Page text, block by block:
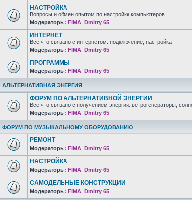
НАСТРОЙКА
Вопросы и обмен опытом по настройке компьютеров
Модераторы: FIMA Dmitry 65
ИНТЕРНЕТ
Все что связано с интернетом: подключение, настройка
Модераторы: FIMA Dmitry 65
ПРОГРАММЫ
Модераторы: FIMA Dmitry 65
АЛЬТЕРНАТИВНАЯ ЭНЕРГИЯ
ФОРУМ ПО АЛЬТЕРНАТИВНОЙ ЭНЕРГИИ
Все что связано с получением энергии: ветрогенераторы,
Модераторы: FIMA Dmitry 65
ФОРУМ ПО МУЗЫКАЛЬНОМУ ОБОРУДОВАНИЮ
РЕМОНТ
Модераторы: FIMA Dmitry 65
НАСТРОЙКА
Модераторы: FIMA Dmitry 65
САМОДЕЛЬНЫЕ КОНСТРУКЦИИ
Модераторы: FIMA Dmitry 65